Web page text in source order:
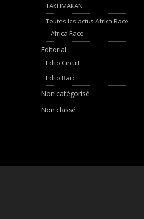
TAKLIMAKAN
Toutes les actus Africa Race
Africa Race
Editorial
Edito Circuit
Edito Raid
Non catégorisé
Non classé